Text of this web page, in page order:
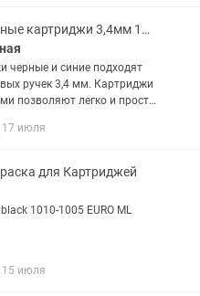
Чернильные картриджи 3,4мм 10 шт для перьевой ручки Черный цвет синий
черные и синие подходят
3,4 мм. Картриджи
позволяют легко и просто
52
июля
для Картриджей
1010-1005 EURO ML
июля